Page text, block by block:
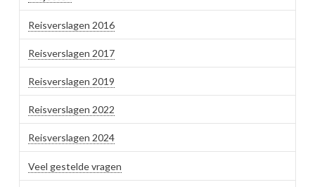
Reisverslagen 2016
Reisverslagen 2017
Reisverslagen 2019
Reisverslagen 2022
Reisverslagen 2024
Veel gestelde vragen